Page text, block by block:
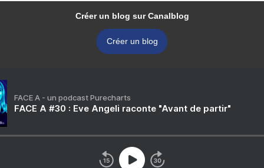
Créer un blog sur Canalblog
Créer un blog
FACE A - un podcast Purecharts
FACE A #30 : Eve Angeli raconte "Avant de partir"